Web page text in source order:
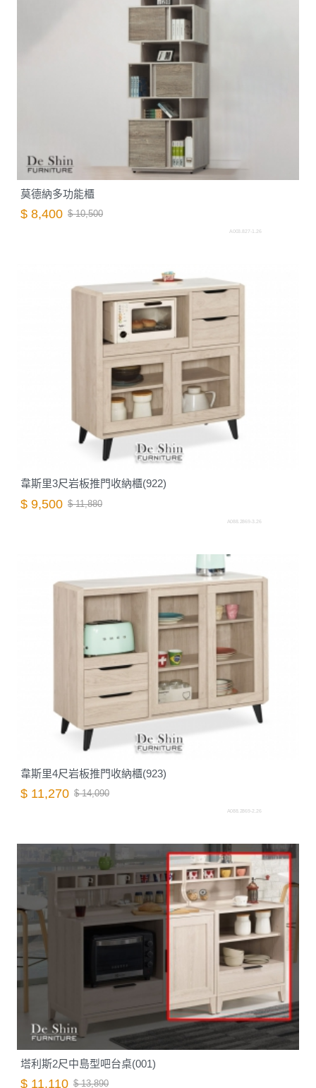
莫德納多功能櫃
$ 8,400 $ 10,500
A003.827-1.26
韋斯里3尺岩板推門收納櫃(922)
$ 9,500 $ 11,880
A088.2869-3.26
韋斯里4尺岩板推門收納櫃(923)
$ 11,270 $ 14,090
A088.2869-2.26
塔利斯2尺中島型吧台桌(001)
$ 11,110 $ 13,890